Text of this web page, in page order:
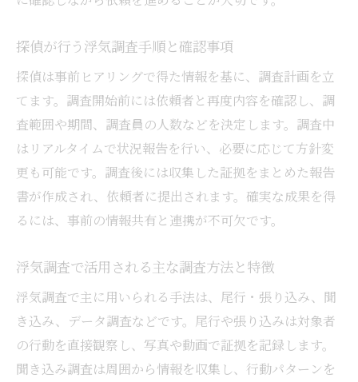
探偵が行う浮気調査手順と確認事項
探偵は事前ヒアリングで得た情報を基に、調査計画を立
てます。調査開始前には依頼者と再度内容を確認し、調
査範囲や期間、調査員の人数などを決定します。調査中
はリアルタイムで状況報告を行い、必要に応じて方針変
更も可能です。調査後には収集した証拠をまとめた報告
書が作成され、依頼者に提出されます。確実な成果を得
るには、事前の情報共有と連携が不可欠です。
浮気調査で活用される主な調査方法と特徴
浮気調査で主に用いられる手法は、尾行・張り込み、聞
き込み、データ調査などです。尾行や張り込みは対象者
の行動を直接観察し、写真や動画で証拠を記録します。
聞き込み調査は周囲から情報を収集し、行動パターンを